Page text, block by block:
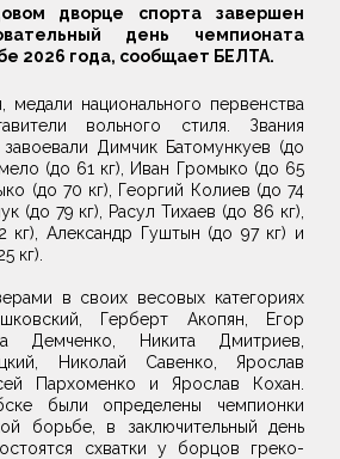
дворце спорта завершен
день чемпионата
2026 года, сообщает БЕЛТА.
национального первенства
вольного стиля. Звания
Димчик Батомункуев (до
(до 61 кг), Иван Громыко (до 65
(до 70 кг), Георгий Колиев (до 74
(до 79 кг), Расул Тихаев (до 86 кг),
кг), Александр Гуштын (до 97 кг) и
кг).
в своих весовых категориях
Герберт Акопян, Егор
Демченко, Никита Дмитриев,
Николай Савенко, Ярослав
Пархоменко и Ярослав Кохан.
были определены чемпионки
борьбе, в заключительный день
схватки у борцов греко-